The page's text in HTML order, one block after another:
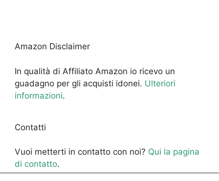
Amazon Disclaimer
In qualità di Affiliato Amazon io ricevo un
guadagno per gli acquisti idonei. Ulteriori
informazioni.
Contatti
Vuoi metterti in contatto con noi? Qui la pagina
di contatto.